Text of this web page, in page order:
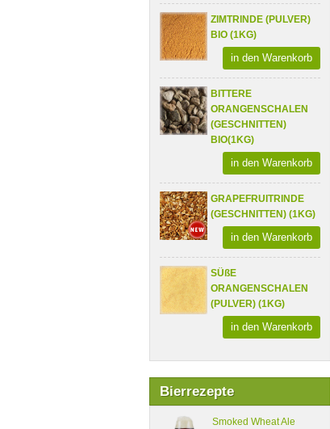
ZIMTRINDE (PULVER)
BIO (1KG)
in den Warenkorb
BITTERE
ORANGENSCHALEN
(GESCHNITTEN)
BIO(1KG)
in den Warenkorb
GRAPEFRUITRINDE
(GESCHNITTEN) (1KG)
in den Warenkorb
SÜßE
ORANGENSCHALEN
(PULVER) (1KG)
in den Warenkorb
Bierrezepte
Smoked Wheat Ale